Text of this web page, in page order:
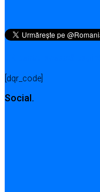
[dqr_code]
Social.